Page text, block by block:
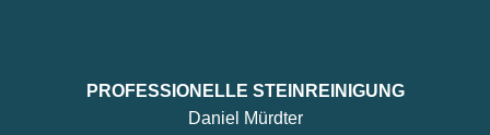
PROFESSIONELLE STEINREINIGUNG
Daniel Mürdter